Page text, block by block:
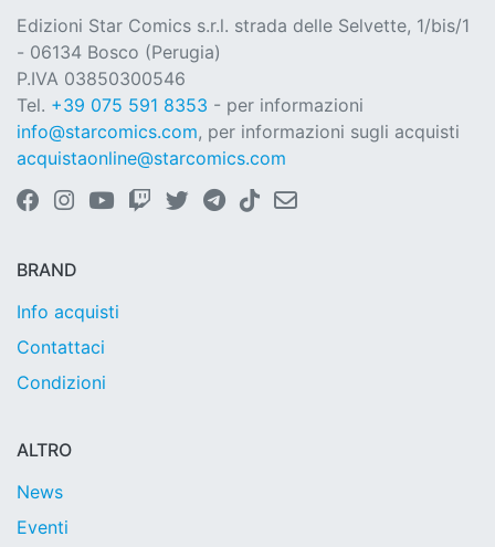
Edizioni Star Comics s.r.l. strada delle Selvette, 1/bis/1
- 06134 Bosco (Perugia)
P.IVA 03850300546
Tel. +39 075 591 8353 - per informazioni
info@starcomics.com, per informazioni sugli acquisti
acquistaonline@starcomics.com
BRAND
Info acquisti
Contattaci
Condizioni
ALTRO
News
Eventi